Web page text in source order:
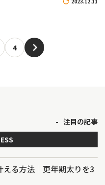
4
注目の記事
る方法｜更年期太りを3